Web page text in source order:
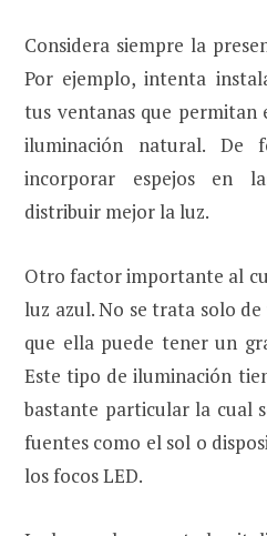
Considera siempre la
Por ejemplo, intenta
tus ventanas que permitan
iluminación natural. De
incorporar espejos en
distribuir mejor la luz.
Otro factor importante al
luz azul. No se trata solo
que ella puede tener un
Este tipo de iluminación
bastante particular la cual
fuentes como el sol o
los focos LED.